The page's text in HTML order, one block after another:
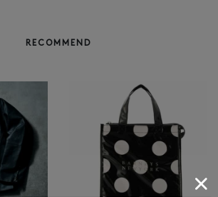
RECOMMEND